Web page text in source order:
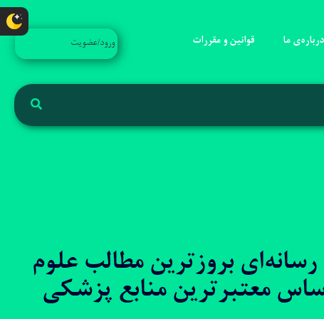
درباره‌ی ما قوانین و مقررات ورود/عضویت
بروزترین مطالب علوم
معتبرترین منابع پزشکی